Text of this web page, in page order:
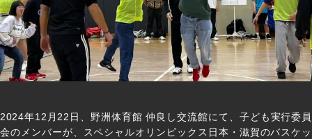
2024年12月22日、野洲体育館 仲良し交流館にて、子ども実行委員
会のメンバーが、スペシャルオリンピックス日本・滋賀のバスケッ